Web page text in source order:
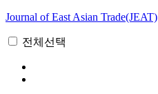
Journal of East Asian Trade(JEAT)
전체선택